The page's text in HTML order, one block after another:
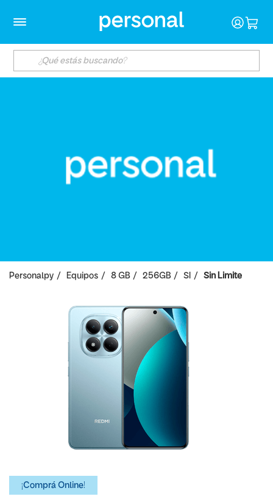
Personalpy Equipos 8 GB 256GB SI Sin Limite
¡Comprá Online!